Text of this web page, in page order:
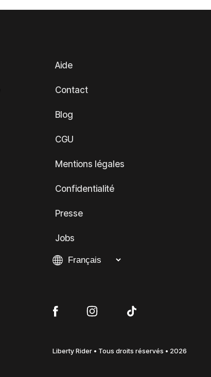
Aide
Contact
Blog
CGU
Mentions légales
Confidentialité
Presse
Jobs
Liberty Rider • Tous droits réservés • 2026